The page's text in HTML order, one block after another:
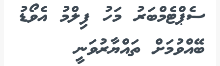
ސެޕްޓެމްބަރު މަހު ފިލްމު އެވޯޑު
ބޭއްވުމަށް ތައްޔާރުވަނީ